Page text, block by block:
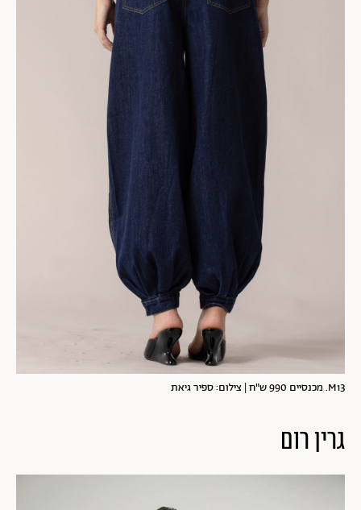
M13. מכנסיים 990 ש"ח | צילום: ספיר גיאת
גרין רום